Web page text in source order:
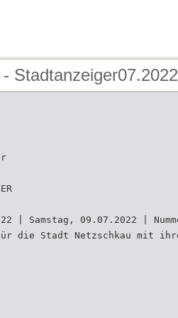
Stadtanzeiger07.2022
| Samstag, 09.07.2022 |
die Stadt Netzschkau mit